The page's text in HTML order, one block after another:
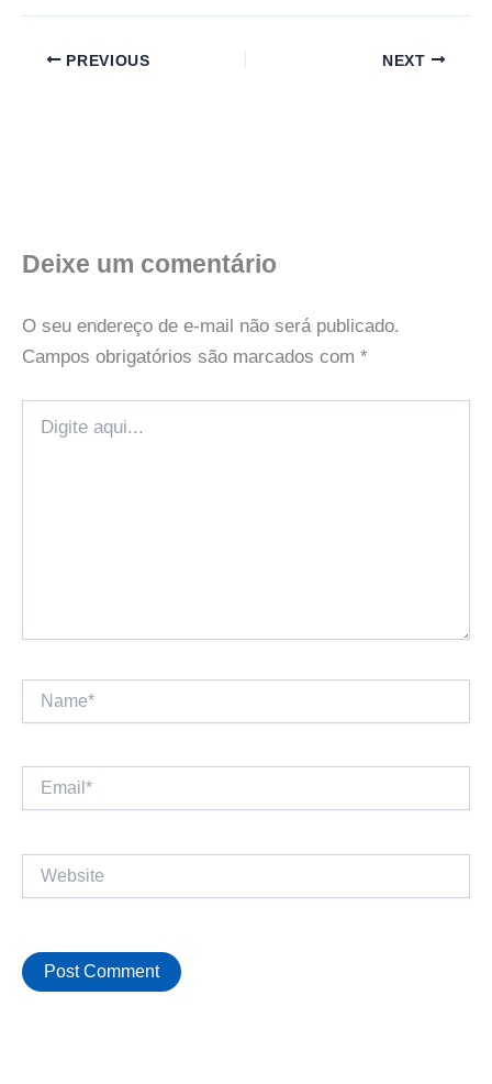
PREVIOUS NEXT
Deixe um comentário
O seu endereço de e-mail não será publicado.
Campos obrigatórios são marcados com *
aqui...
Email*